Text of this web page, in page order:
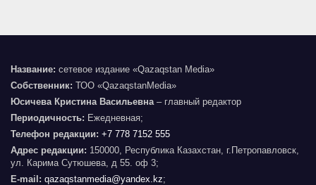
Название: сетевое издание «Qazaqstan Media»
Собственник: ТОО «QazaqstanMedia»
Юсичева Кристина Васильевна – главный редактор
Периодичность: Ежедневная;
Телефон редакции: +7 778 7152 555
Адрес редакции: 150000, Республика Казахстан, г.Петропавловск,
ул. Карима Сутюшева, д 55. оф 3;
E-mail: qazaqstanmedia@yandex.kz;